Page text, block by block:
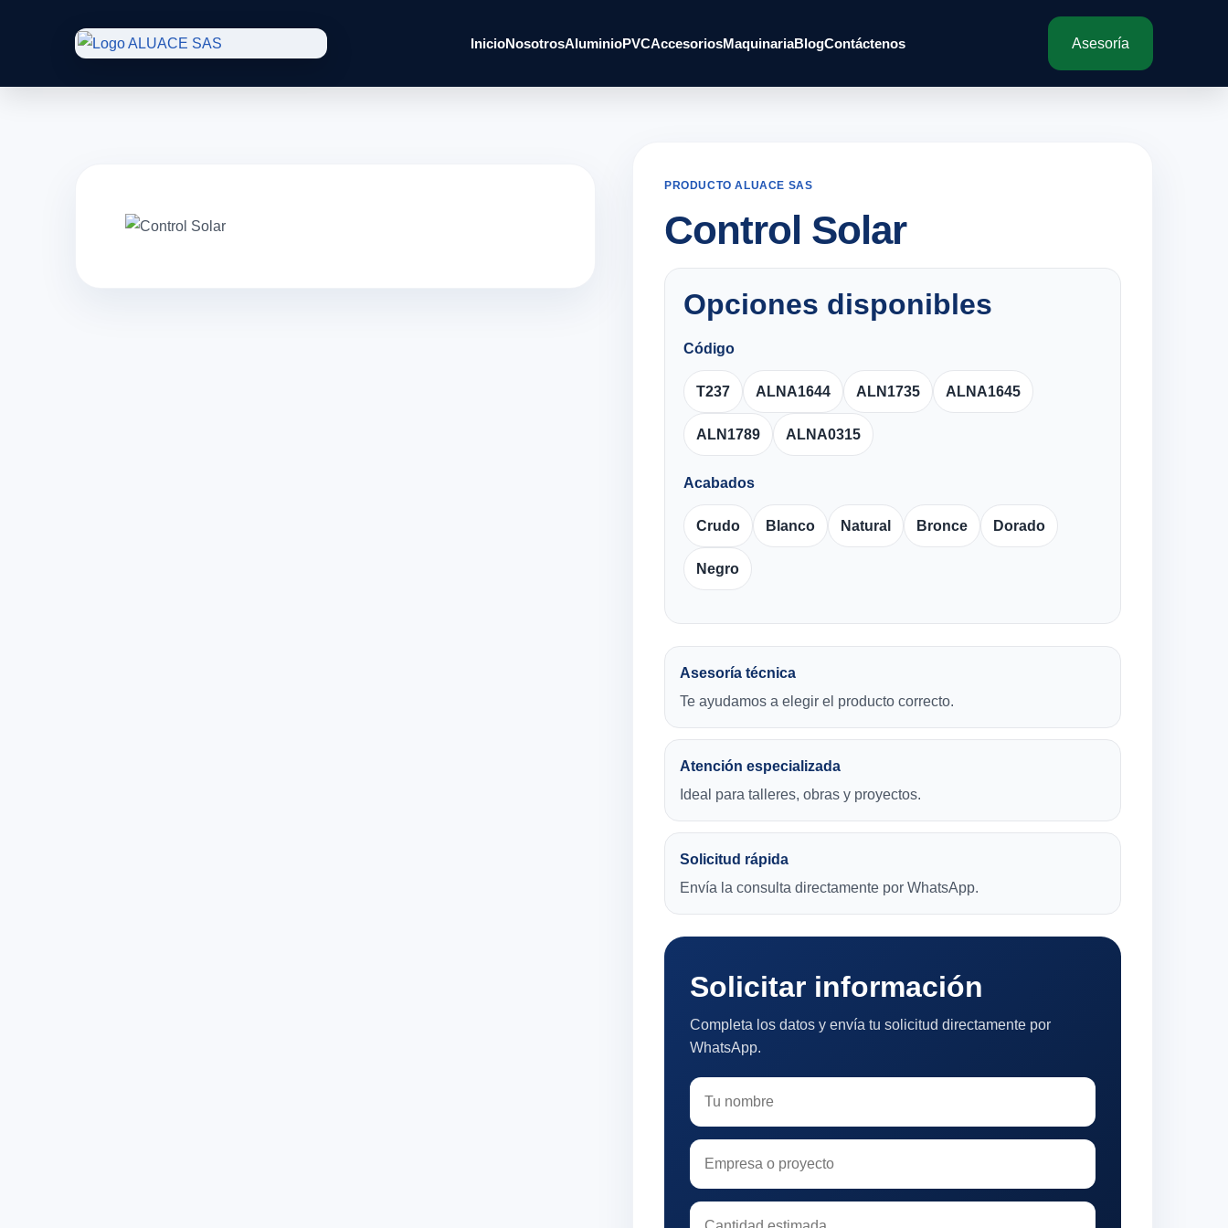
InicioNosotrosAluminioPVCAccesoriosMaquinariaBlogContáctenos Asesoría
PRODUCTO ALUACE SAS
Control Solar
Opciones disponibles
Código
T237 ALNA1644 ALN1735 ALNA1645
ALN1789 ALNA0315
Acabados
Crudo Blanco Natural Bronce Dorado
Negro
Asesoría técnica
Te ayudamos a elegir el producto correcto.
Atención especializada
Ideal para talleres, obras y proyectos.
Solicitud rápida
Envía la consulta directamente por WhatsApp.
Solicitar información
Completa los datos y envía tu solicitud directamente por
WhatsApp.